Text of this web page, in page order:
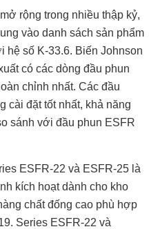
rộng trong nhiều thập kỷ,
vào danh sách sản phẩm
hệ số K-33.6. Biến Johnson
có các dòng đầu phun
chỉnh nhất. Các đầu
cài đặt tốt nhất, khả năng
sánh với đầu phun ESFR
ESFR-22 và ESFR-25 là
kích hoạt dành cho kho
chất đống cao phù hợp
Series ESFR-22 và